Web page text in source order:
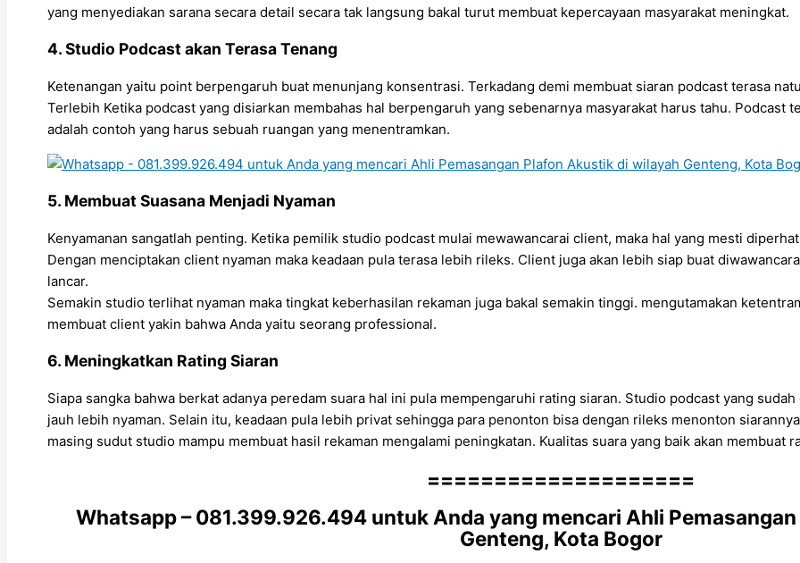
yang menyediakan sarana secara detail secara tak langsung bakal turut membuat kepercayaan masyarakat meningkat.
4. Studio Podcast akan Terasa Tenang
Ketenangan yaitu point berpengaruh buat menunjang konsentrasi. Terkadang demi membuat siaran podcast terasa
Terlebih Ketika podcast yang disiarkan membahas hal berpengaruh yang sebenarnya masyarakat harus tahu. Podcast
adalah contoh yang harus sebuah ruangan yang menentramkan.
5. Membuat Suasana Menjadi Nyaman
Kenyamanan sangatlah penting. Ketika pemilik studio podcast mulai mewawancarai client, maka hal yang mesti
Dengan menciptakan client nyaman maka keadaan pula terasa lebih rileks. Client juga akan lebih siap buat
lancar.
Semakin studio terlihat nyaman maka tingkat keberhasilan rekaman juga bakal semakin tinggi. mengutamakan
membuat client yakin bahwa Anda yaitu seorang professional.
6. Meningkatkan Rating Siaran
Siapa sangka bahwa berkat adanya peredam suara hal ini pula mempengaruhi rating siaran. Studio podcast yang
jauh lebih nyaman. Selain itu, keadaan pula lebih privat sehingga para penonton bisa dengan rileks menonton
masing sudut studio mampu membuat hasil rekaman mengalami peningkatan. Kualitas suara yang baik akan membuat
====================
Whatsapp – 081.399.926.494 untuk Anda yang mencari Ahli
Genteng, Kota Bogor